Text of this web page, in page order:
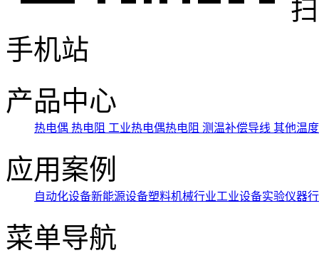
手机站
产品中心
热电偶 热电阻 工业热电偶热电阻 测温补偿导线 其他温
应用案例
自动化设备新能源设备塑料机械行业工业设备实验仪器
菜单导航